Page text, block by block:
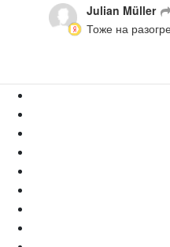
Julian Müller
Тоже на